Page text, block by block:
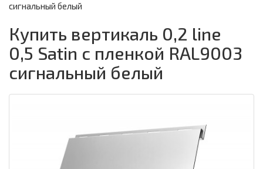
сигнальный белый
Купить вертикаль 0,2 line
0,5 Satin с пленкой RAL9003
сигнальный белый